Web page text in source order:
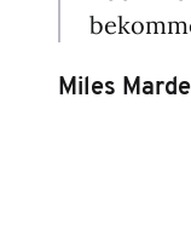
Miles